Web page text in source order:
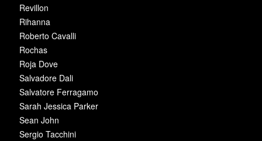
Revillon
Rihanna
Roberto Cavalli
Rochas
Roja Dove
Salvadore Dali
Salvatore Ferragamo
Sarah Jessica Parker
Sean John
Sergio Tacchini